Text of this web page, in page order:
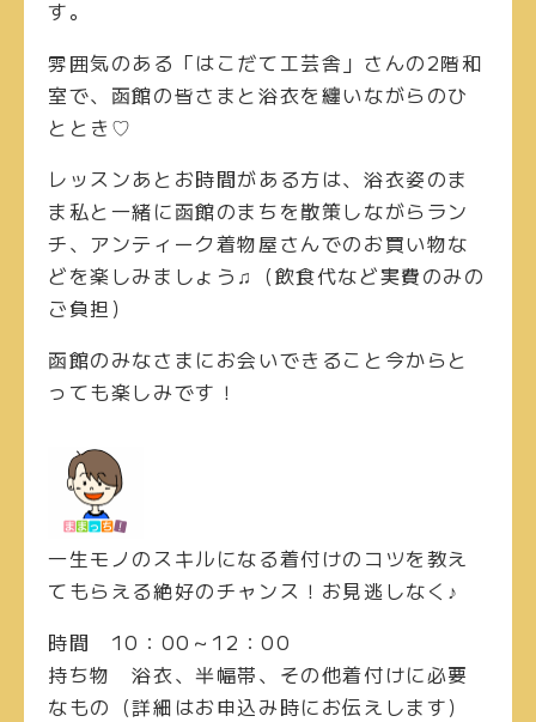
す。
雰囲気のある「はこだて工芸舎」さんの2階和
室で、函館の皆さまと浴衣を纏いながらのひ
ととき♡
レッスンあとお時間がある方は、浴衣姿のま
ま私と一緒に函館のまちを散策しながらラン
チ、アンティーク着物屋さんでのお買い物な
どを楽しみましょう♫（飲食代など実費のみの
ご負担）
函館のみなさまにお会いできること今からと
っても楽しみです！
一生モノのスキルになる着付けのコツを教え
てもらえる絶好のチャンス！お見逃しなく♪
時間 10：00～12：00
持ち物
浴衣、半幅帯、その他着付けに必要
なもの（詳細はお申込み時にお伝えします）